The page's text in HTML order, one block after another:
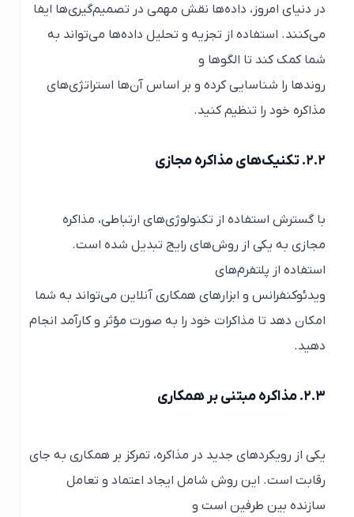
در دنیای امروز، داده‌ها نقش مهمی در تصمیم‌گیری‌ها ایفا
می‌کنند. استفاده از تجزیه و تحلیل داده‌ها می‌تواند به
شما کمک کند تا الگوها و
روندها را شناسایی کرده و بر اساس آن‌ها استراتژی‌های
مذاکره خود را تنظیم کنید.
با گسترش استفاده از تکنولوژی‌های ارتباطی، مذاکره
مجازی به یکی از روش‌های رایج تبدیل شده است.
استفاده از پلتفرم‌های
ویدئوکنفرانس و ابزارهای همکاری آنلاین می‌تواند به شما
امکان دهد تا مذاکرات خود را به صورت مؤثر و کارآمد انجام
دهید.
یکی از رویکردهای جدید در مذاکره، تمرکز بر همکاری به جای
رقابت است. این روش شامل ایجاد اعتماد و تعامل
سازنده بین طرفین است و